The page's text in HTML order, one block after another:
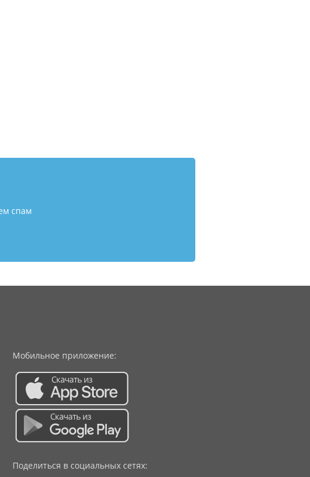
спам
Мобильное приложение:
Поделиться в социальных сетях: